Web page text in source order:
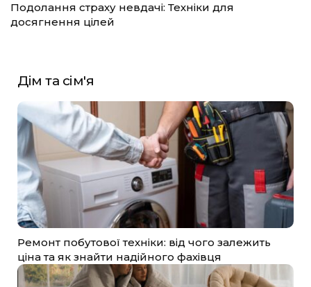
Подолання страху невдачі: Техніки для
досягнення цілей
Дім та сім'я
Ремонт побутової техніки: від чого залежить
ціна та як знайти надійного фахівця